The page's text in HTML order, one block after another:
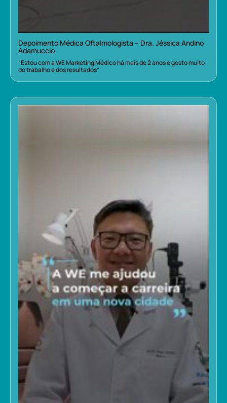
Depoimento Médica Oftalmologista – Dra. Jéssica Andino
Adamuccio
“Estou com a WE Marketing Médico há mais de 2 anos e gosto muito
do trabalho e dos resultados”